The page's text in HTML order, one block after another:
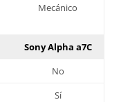
Mecánico
Sony Alpha a7C
No
Sí